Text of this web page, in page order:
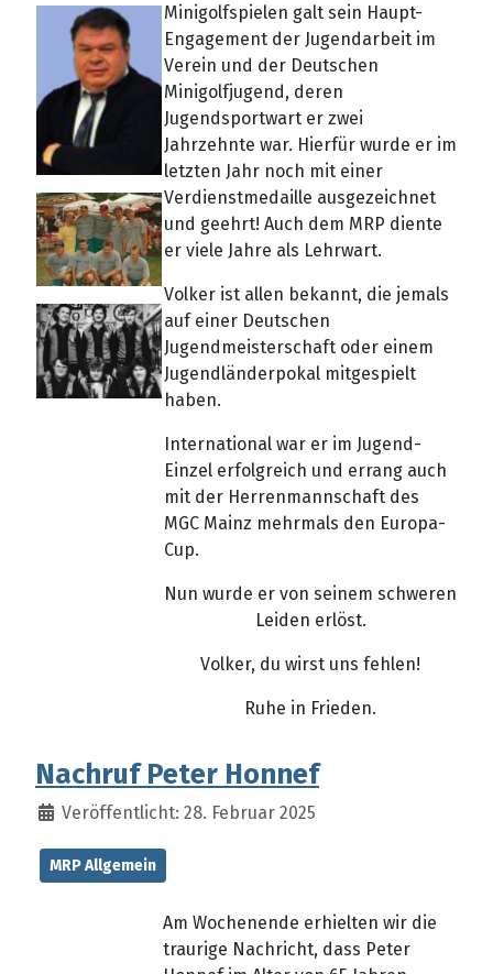
Minigolfspielen galt sein Haupt-
Engagement der Jugendarbeit im
Verein und der Deutschen
Minigolfjugend, deren
Jugendsportwart er zwei
Jahrzehnte war. Hierfür wurde er im
letzten Jahr noch mit einer
Verdienstmedaille ausgezeichnet
und geehrt! Auch dem MRP diente
er viele Jahre als Lehrwart.
Volker ist allen bekannt, die jemals
auf einer Deutschen
Jugendmeisterschaft oder einem
Jugendländerpokal mitgespielt
haben.
International war er im Jugend-
Einzel erfolgreich und errang auch
mit der Herrenmannschaft des
MGC Mainz mehrmals den Europa-
Cup.
Nun wurde er von seinem schweren
Leiden erlöst.
Volker, du wirst uns fehlen!
Ruhe in Frieden.
Nachruf Peter Honnef
Veröffentlicht: 28. Februar 2025
MRP Allgemein
Am Wochenende erhielten wir die
traurige Nachricht, dass Peter